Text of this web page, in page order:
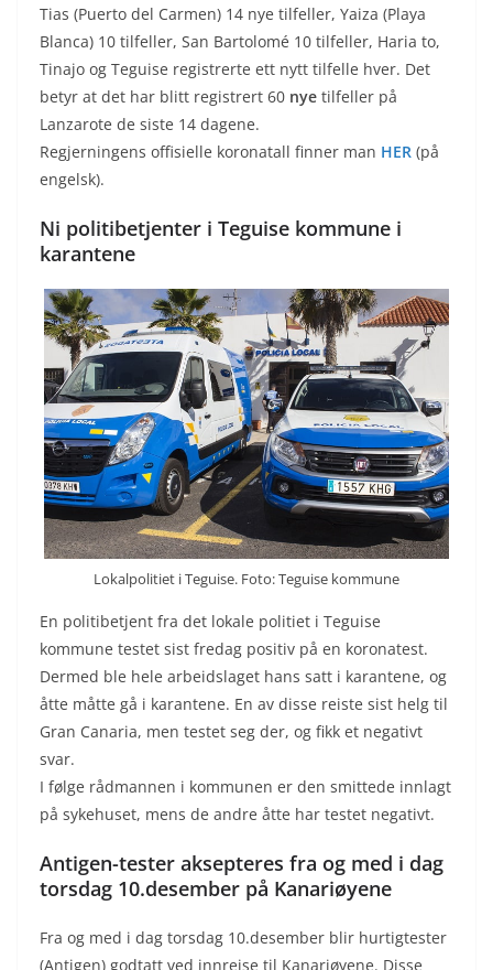
Tias (Puerto del Carmen) 14 nye tilfeller, Yaiza (Playa
Blanca) 10 tilfeller, San Bartolomé 10 tilfeller, Haria to,
Tinajo og Teguise registrerte ett nytt tilfelle hver. Det
betyr at det har blitt registrert 60 nye tilfeller på
Lanzarote de siste 14 dagene.
Regjerningens offisielle koronatall finner man HER (på
engelsk).
Ni politibetjenter i Teguise kommune i
karantene
Lokalpolitiet i Teguise. Foto: Teguise kommune
En politibetjent fra det lokale politiet i Teguise
kommune testet sist fredag positiv på en koronatest.
Dermed ble hele arbeidslaget hans satt i karantene, og
åtte måtte gå i karantene. En av disse reiste sist helg til
Gran Canaria, men testet seg der, og fikk et negativt
svar.
I følge rådmannen i kommunen er den smittede innlagt
på sykehuset, mens de andre åtte har testet negativt.
Antigen-tester aksepteres fra og med i dag
torsdag 10.desember på Kanariøyene
Fra og med i dag torsdag 10.desember blir hurtigtester
(Antigen) godtatt ved innreise til Kanariøyene. Disse